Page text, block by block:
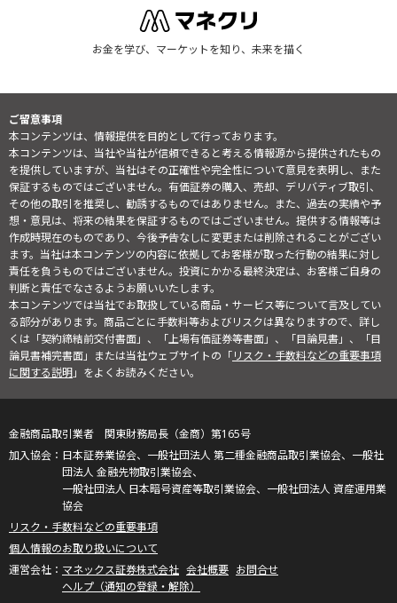
お金を学び、マーケットを知り、未来を描く
ご留意事項
本コンテンツは、情報提供を目的として行っております。
本コンテンツは、当社や当社が信頼できると考える情報源から提供されたもの
を提供していますが、当社はその正確性や完全性について意見を表明し、また
保証するものではございません。有価証券の購入、売却、デリバティブ取引、
その他の取引を推奨し、勧誘するものではありません。また、過去の実績や予
想・意見は、将来の結果を保証するものではございません。提供する情報等は
作成時現在のものであり、今後予告なしに変更または削除されることがござい
ます。当社は本コンテンツの内容に依拠してお客様が取った行動の結果に対し
責任を負うものではございません。投資にかかる最終決定は、お客様ご自身の
判断と責任でなさるようお願いいたします。
本コンテンツでは当社でお取扱している商品・サービス等について言及してい
る部分があります。商品ごとに手数料等およびリスクは異なりますので、詳し
くは「契約締結前交付書面」、「上場有価証券等書面」、「目論見書」、「目
論見書補完書面」または当社ウェブサイトの「リスク・手数料などの重要事項
に関する説明」をよくお読みください。
金融商品取引業者 関東財務局長（金商）第165号
日本証券業協会、一般社団法人 第二種金融商品取引業協会、一般社
団法人 金融先物取引業協会、
一般社団法人 日本暗号資産等取引業協会、一般社団法人 資産運用業
協会
リスク・手数料などの重要事項
個人情報のお取り扱いについて
マネックス証券株式会社 会社概要 お問合せ
ヘルプ（通知の登録・解除）